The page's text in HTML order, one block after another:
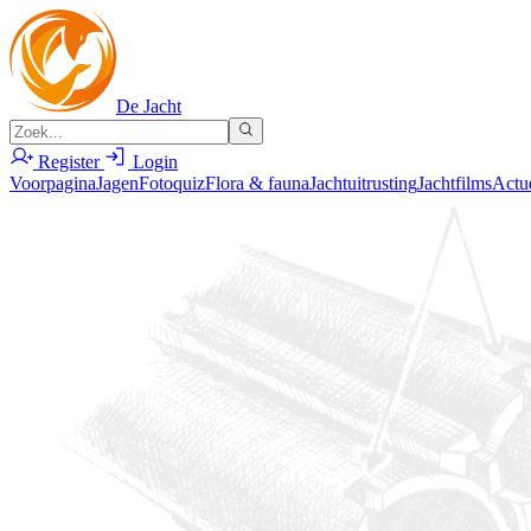
De Jacht
Register
Login
VoorpaginaJagenFotoquizFlora & faunaJachtuitrustingJachtfilms